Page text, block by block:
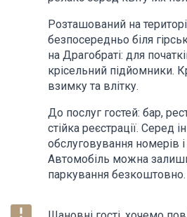
Розташований на
безпосередньо біля
на Драгобраті: для
крісельний підйомники.
взимку та влітку.
До послуг гостей: бар,
стійка реєстрації. Серед
обслуговування номерів
Автомобіль можна
паркування безкоштовно.